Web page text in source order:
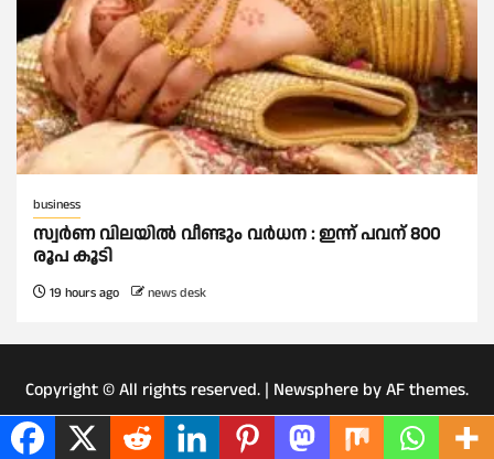
business
സ്വർണ വിലയില്‍ വീണ്ടും വർധന : ഇന്ന് പവന് 800
രൂപ കൂടി
19 hours ago news desk
Copyright © All rights reserved. | Newsphere by AF themes.